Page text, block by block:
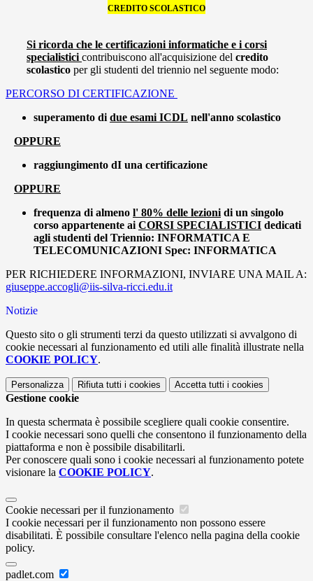
CREDITO SCOLASTICO
Si ricorda che le certificazioni informatiche e i corsi
specialistici contribuiscono all'acquisizione del credito
scolastico per gli studenti del triennio nel seguente modo:
PERCORSO DI CERTIFICAZIONE
superamento di due esami ICDL nell'anno scolastico
OPPURE
raggiungimento dI una certificazione
OPPURE
frequenza di almeno l' 80% delle lezioni di un singolo
corso appartenente ai CORSI SPECIALISTICI dedicati
agli studenti del Triennio: INFORMATICA E
TELECOMUNICAZIONI Spec: INFORMATICA
PER RICHIEDERE INFORMAZIONI, INVIARE UNA MAIL A:
giuseppe.accogli@iis-silva-ricci.edu.it
Notizie
Questo sito o gli strumenti terzi da questo utilizzati si avvalgono di
cookie necessari al funzionamento ed utili alle finalità illustrate nella
COOKIE POLICY.
Personalizza Rifiuta tutti i cookies Accetta tutti i cookies
Gestione cookie
In questa schermata è possibile scegliere quali cookie consentire.
I cookie necessari sono quelli che consentono il funzionamento della
piattaforma e non è possibile disabilitarli.
Per conoscere quali sono i cookie necessari al funzionamento potete
visionare la COOKIE POLICY.
Cookie necessari per il funzionamento
I cookie necessari per il funzionamento non possono essere
disabilitati. È possibile consultare l'elenco nella pagina della cookie
policy.
padlet.com